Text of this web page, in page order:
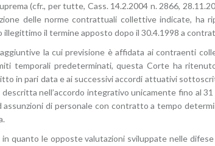
(cfr., per tutte, Cass. 14.2.2004 n. 2866,
delle norme contrattuali collettive indicate, ha
il termine apposto dopo il 30.4.1998 a
la cui previsione è affidata ai contraenti
temporali predeterminati, questa Corte ha
in pari data e ai successivi accordi attuativi
nell’accordo integrativo unicamente fino al
assunzioni di personale con contratto a tempo
quanto le opposte valutazioni sviluppate nelle